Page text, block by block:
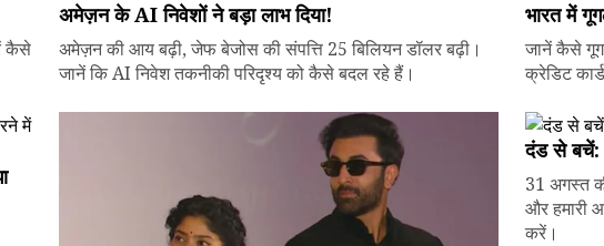
कैसे
अमेज़न के AI निवेशों ने बड़ा लाभ दिया!
अमेज़न की आय बढ़ी, जेफ बेजोस की संपत्ति 25 बिलियन डॉलर बढ़ी।
जानें कि AI निवेश तकनीकी परिदृश्य को कैसे बदल रहे हैं।
भारत में
जानें कैसे
क्रेडिट
दंड से बचें:
31 अगस्त
और हमारी
करें।